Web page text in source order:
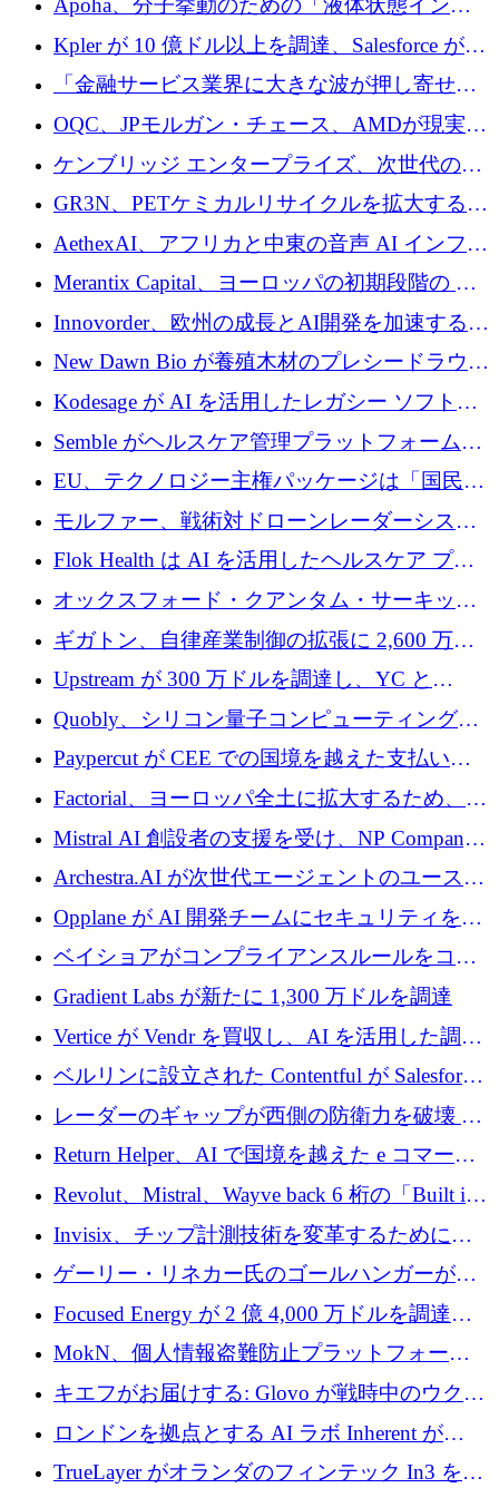
の資本シフトを呼びかけ
Apoha、分子挙動のための「液体状態インテ
リジェンス」を構築するために3,600万ドルを
かけてステルス状態から出現
Kpler が 10 億ドル以上を調達、Salesforce が
Contentful を買収、Built in Europe キャンペー
ンを開始
「金融サービス業界に大きな波が押し寄せて
いる」と「欧州初のAIネイティブ銀行」のボ
スが語る
OQC、JPモルガン・チェース、AMDが現実世
界のフィンテック・アプリケーションを探索
するためにQuantum-AIデータセンターを立ち
上げ
ケンブリッジ エンタープライズ、次世代のデ
ィープテック創設者向けにロンドンの出発点
を構築
GR3N、PETケミカルリサイクルを拡大するた
めにシリーズBで1,550万ユーロを調達
AethexAI、アフリカと中東の音声 AI インフラ
ストラクチャを構築するために 300 万ドルを
Merantix Capital、ヨーロッパの初期段階の AI
スタートアップ向けに 1 億 300 万ユーロのフ
ァンドを立ち上げる
Innovorder、欧州の成長とAI開発を加速するた
めに2,000万ユーロを確保
New Dawn Bio が養殖木材のプレシードラウン
ドで 210 万ユーロを調達
Kodesage が AI を活用したレガシー ソフトウ
ェアの最新化のために 660 万ドルを調達
Semble がヘルスケア管理プラットフォームを
拡大するためにシリーズ C で 3,000 万ポンド
を調達
EU、テクノロジー主権パッケージは「国民の
保護」に関するものだと発言
モルファー、戦術対ドローンレーダーシステ
ムを最前線に近づけるために150万ユーロを調
Flok Health は AI を活用したヘルスケア プラ
ットフォームの成長に 1,250 万ドルを投資
オックスフォード・クアンタム・サーキット
が「成人向け」2億6,000万ポンドの資金調達
ラウンドを獲得
ギガトン、自律産業制御の拡張に 2,600 万ド
ルを調達
Upstream が 300 万ドルを調達し、YC と
Xavier Niel が支援する共同 AI 受信箱を立ち上
げる
Quobly、シリコン量子コンピューティングの
商用化のためにシリーズ A で 1 億 1,500 万ユ
ーロを調達
Paypercut が CEE での国境を越えた支払いを
拡大するために 500 万ユーロを確保
Factorial、ヨーロッパ全土に拡大するため、25
億ドルの評価額で1億5,000万ドルのシリーズD
Mistral AI 創設者の支援を受け、NP Company
がエンジニアリング向け AI を推進するために
600 万ユーロのプレシードを確保
Archestra.AI が次世代エージェントのユースケ
ースを実現するために 1,000 万ドルを調達
Opplane が AI 開発チームにセキュリティをも
たらすために 450 万ユーロを調達
ベイショアがコンプライアンスルールをコー
ド化するために800万ドルを調達
Gradient Labs が新たに 1,300 万ドルを調達
Vertice が Vendr を買収し、AI を活用した調達
インテリジェンス プラットフォームを構築
ベルリンに設立された Contentful が Salesforce
に買収される
レーダーのギャップが西側の防衛力を破壊 —
そしてベルリンのチップスタートアップがそ
れを埋める
Return Helper、AI で国境を越えた e コマース
の返品を利益に変えるシリーズ A で 400 万ド
ルを調達
Revolut、Mistral、Wayve back 6 桁の「Built in
Europe」キャンペーン
Invisix、チップ計測技術を変革するために
2,000 万ユーロのシードラウンドを完了
ゲーリー・リネカー氏のゴールハンガーがVC
事業を開始
Focused Energy が 2 億 4,000 万ドルを調達、
TrueLayer が In3 を買収、ロンドンが首位の座
を奪還
MokN、個人情報盗難防止プラットフォーム
の成長のためにシリーズ A で 1,500 万ドルを
調達
キエフがお届けする: Glovo が戦時中のウクラ
イナで最も急速に成長する市場の 1 つをどの
ように拡大したか
ロンドンを拠点とする AI ラボ Inherent が
5,000 万ドルの資金調達でステルスから浮上
TrueLayer がオランダのフィンテック In3 を買